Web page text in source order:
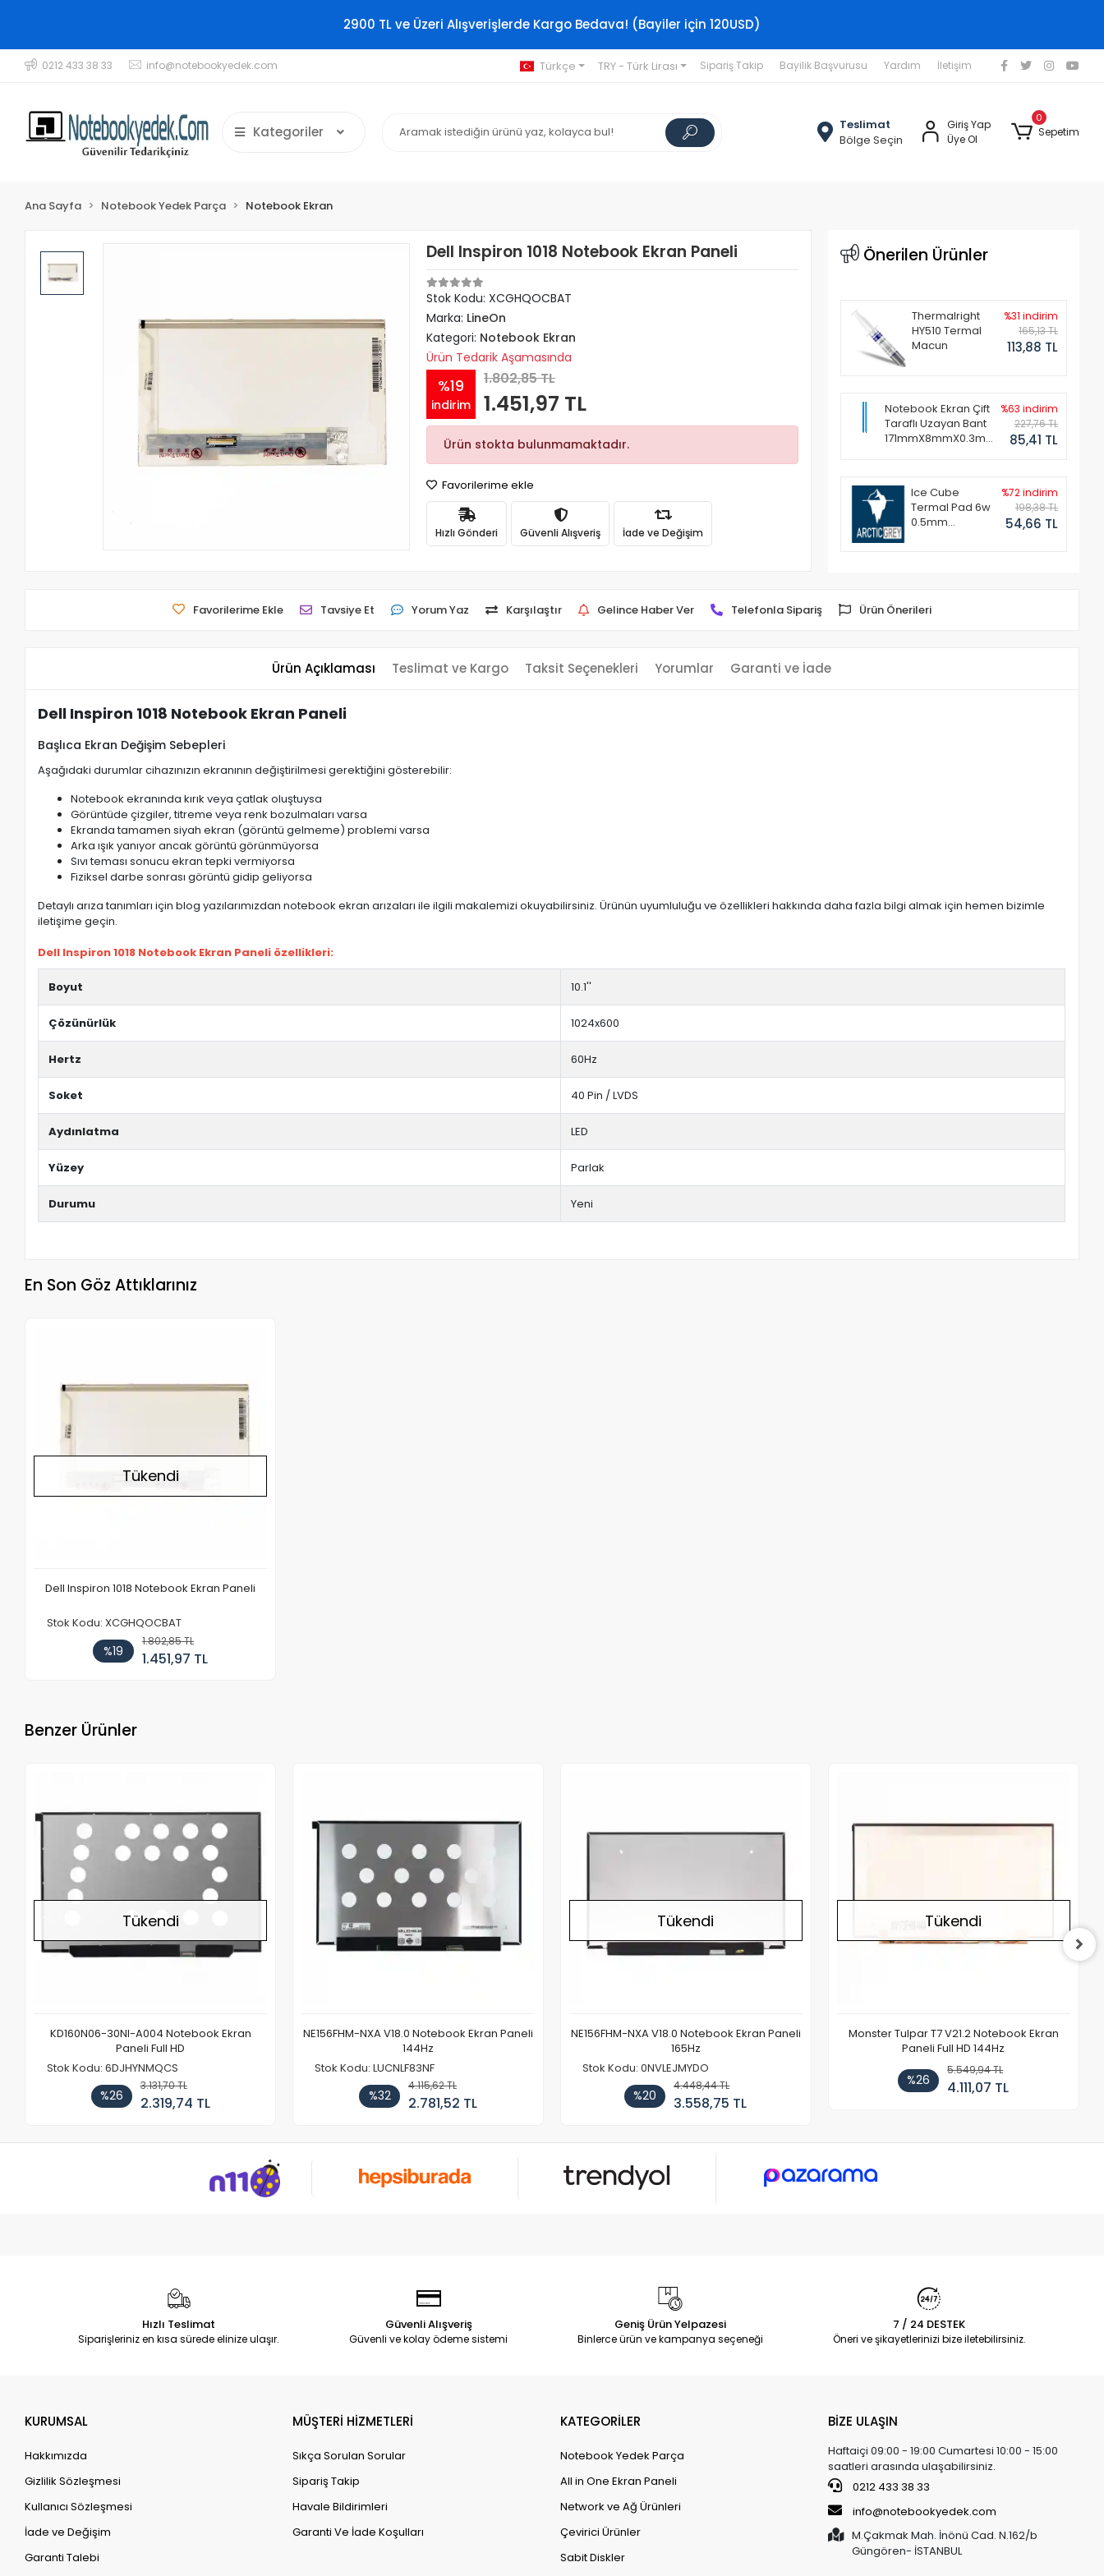
2900 TL ve Üzeri Alışverişlerde Kargo Bedava! (Bayiler için 120USD)
0212 433 38 33 info@notebookyedek.com Türkçe TRY - Türk Lirası Sipariş Takip Bayilik Başvurusu Yardım İletişim
Kategoriler
Teslimat
Bölge Seçin
Giriş Yap
Üye Ol
0
Sepetim
Ana Sayfa Notebook Yedek Parça Notebook Ekran
Dell Inspiron 1018 Notebook Ekran Paneli
Stok Kodu: XCGHQOCBAT
Marka: LineOn
Kategori: Notebook Ekran
Ürün Tedarik Aşamasında
%19
indirim
1.802,85 TL
1.451,97 TL
Ürün stokta bulunmamaktadır.
Favorilerime ekle
Hızlı Gönderi Güvenli Alışveriş İade ve Değişim
Önerilen Ürünler
Thermalright
HY510 Termal
Macun
%31 indirim
165,13 TL
113,88 TL
Notebook Ekran Çift
Taraflı Uzayan Bant
171mmX8mmX0.3mm
%63 indirim
227,76 TL
85,41 TL
Ice Cube
Termal Pad 6w
0.5mm
%72 indirim
198,38 TL
54,66 TL
Favorilerime Ekle Tavsiye Et Yorum Yaz Karşılaştır Gelince Haber Ver Telefonla Sipariş Ürün Önerileri
Ürün Açıklaması Teslimat ve Kargo Taksit Seçenekleri Yorumlar Garanti ve İade
Dell Inspiron 1018 Notebook Ekran Paneli
Başlıca Ekran Değişim Sebepleri
Aşağıdaki durumlar cihazınızın ekranının değiştirilmesi gerektiğini gösterebilir:
Notebook ekranında kırık veya çatlak oluştuysa
Görüntüde çizgiler, titreme veya renk bozulmaları varsa
Ekranda tamamen siyah ekran (görüntü gelmeme) problemi varsa
Arka ışık yanıyor ancak görüntü görünmüyorsa
Sıvı teması sonucu ekran tepki vermiyorsa
Fiziksel darbe sonrası görüntü gidip geliyorsa
Detaylı arıza tanımları için blog yazılarımızdan notebook ekran arızaları ile ilgili makalemizi okuyabilirsiniz. Ürünün uyumluluğu ve özellikleri hakkında daha fazla bilgi almak için hemen bizimle
iletişime geçin.
Dell Inspiron 1018 Notebook Ekran Paneli özellikleri:
Boyut 10.1''
Çözünürlük 1024x600
Hertz 60Hz
Soket 40 Pin / LVDS
Aydınlatma LED
Yüzey Parlak
Durumu Yeni
En Son Göz Attıklarınız
Tükendi
Dell Inspiron 1018 Notebook Ekran Paneli
Stok Kodu: XCGHQOCBAT
%19
1.802,85 TL
1.451,97 TL
Benzer Ürünler
Tükendi
KD160N06-30NI-A004 Notebook Ekran
Paneli Full HD
Stok Kodu: 6DJHYNMQCS
%26
3.131,70 TL
2.319,74 TL
NE156FHM-NXA V18.0 Notebook Ekran Paneli
144Hz
Stok Kodu: LUCNLF83NF
%32
4.115,62 TL
2.781,52 TL
Tükendi
NE156FHM-NXA V18.0 Notebook Ekran Paneli
165Hz
Stok Kodu: 0NVLEJMYDO
%20
4.448,44 TL
3.558,75 TL
Tükendi
Monster Tulpar T7 V21.2 Notebook Ekran
Paneli Full HD 144Hz
%26
5.549,94 TL
4.111,07 TL
Hızlı Teslimat
Siparişleriniz en kısa sürede elinize ulaşır.
Güvenli Alışveriş
Güvenli ve kolay ödeme sistemi
Geniş Ürün Yelpazesi
Binlerce ürün ve kampanya seçeneği
7 / 24 DESTEK
Öneri ve şikayetlerinizi bize iletebilirsiniz.
KURUMSAL
Hakkımızda
Gizlilik Sözleşmesi
Kullanıcı Sözleşmesi
İade ve Değişim
Garanti Talebi
MÜŞTERİ HİZMETLERİ
Sıkça Sorulan Sorular
Sipariş Takip
Havale Bildirimleri
Garanti Ve İade Koşulları
KATEGORİLER
Notebook Yedek Parça
All in One Ekran Paneli
Network ve Ağ Ürünleri
Çevirici Ürünler
Sabit Diskler
BİZE ULAŞIN
Haftaiçi 09:00 - 19:00 Cumartesi 10:00 - 15:00
saatleri arasında ulaşabilirsiniz.
0212 433 38 33
info@notebookyedek.com
M.Çakmak Mah. İnönü Cad. N.162/b
Güngören- İSTANBUL